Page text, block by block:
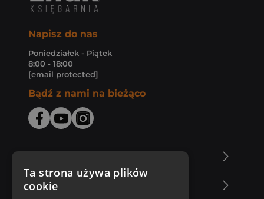
Napisz do nas
Poniedziałek - Piątek
8:00 - 18:00
[email protected]
Bądź z nami na bieżąco
Zakupy u nas
Ta strona używa plików
cookie